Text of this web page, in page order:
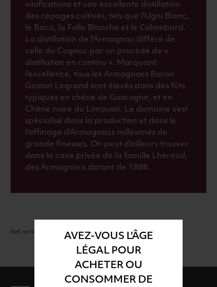
AVEZ-VOUS L'ÂGE
LÉGAL POUR
ACHETER OU
CONSOMMER DE
vinifications et une excellente distillation
des cépages cultivés, tels que l'Ugni Blanc,
le Baco, la Folle Blanche et le Colombard.
La distillation de l'Armagnac diffère de
celle du Cognac par un procédé de «
distillation en continu ». Marquant
l'excellence, tous les Armagnacs Baron
Gaston Legrand sont élevés dans des fûts
typiques en chêne de Gascogne, et en
Chêne noire du Limousin. Le domaine s'est
spécialisé dans la production et dans le
l'affinage d'Armagnacs millésimés de
grande finesses. On peut d'ailleurs trouver
dans la cave privée de la famille Lhéraud,
des Armagnacs datant de 1888.
Ref. article : 44001